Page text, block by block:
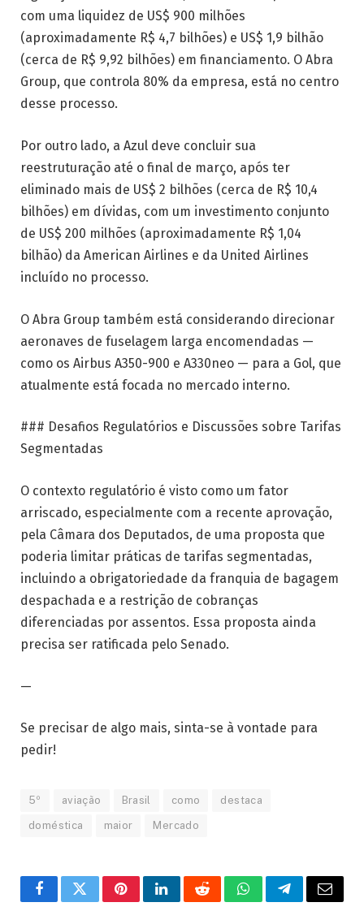
com uma liquidez de US$ 900 milhões
(aproximadamente R$ 4,7 bilhões) e US$ 1,9 bilhão
(cerca de R$ 9,92 bilhões) em financiamento. O Abra
Group, que controla 80% da empresa, está no centro
desse processo.
Por outro lado, a Azul deve concluir sua
reestruturação até o final de março, após ter
eliminado mais de US$ 2 bilhões (cerca de R$ 10,4
bilhões) em dívidas, com um investimento conjunto
de US$ 200 milhões (aproximadamente R$ 1,04
bilhão) da American Airlines e da United Airlines
incluído no processo.
O Abra Group também está considerando direcionar
aeronaves de fuselagem larga encomendadas —
como os Airbus A350-900 e A330neo — para a Gol, que
atualmente está focada no mercado interno.
### Desafios Regulatórios e Discussões sobre Tarifas
Segmentadas
O contexto regulatório é visto como um fator
arriscado, especialmente com a recente aprovação,
pela Câmara dos Deputados, de uma proposta que
poderia limitar práticas de tarifas segmentadas,
incluindo a obrigatoriedade da franquia de bagagem
despachada e a restrição de cobranças
diferenciadas por assentos. Essa proposta ainda
precisa ser ratificada pelo Senado.
—
Se precisar de algo mais, sinta-se à vontade para
pedir!
5º aviação Brasil como destaca
doméstica maior Mercado
FacebookTwitterPinterestLinkedInRedditWhatsAppTelegrama
E-